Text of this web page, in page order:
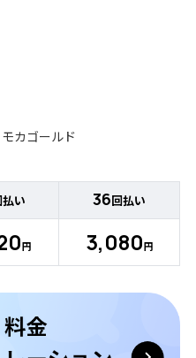
払い 36回払い
円 3,080円
モカゴールド